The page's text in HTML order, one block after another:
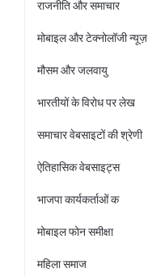
राजनीति और समाचार
मोबाइल और टेक्नोलॉजी न्यूज़
मौसम और जलवायु
भारतीयों के विरोध पर लेख
समाचार वेबसाइटों की श्रेणी
ऐतिहासिक वेबसाइट्स
भाजपा कार्यकर्ताओं क
मोबाइल फोन समीक्षा
महिला समाज